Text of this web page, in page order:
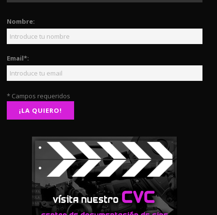
Nombre:
Email*:
* Campos requeridos